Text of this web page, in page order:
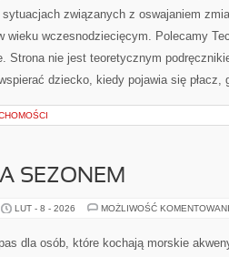
związanych z oswajaniem
wieku wczesnodziecięcym. Polecamy
Strona nie jest teoretycznym
dziecko, kiedy pojawia się
SEZONEM
LUT - 8 - 2026 MOŻLIWOŚĆ
dla osób, które kochają morskie